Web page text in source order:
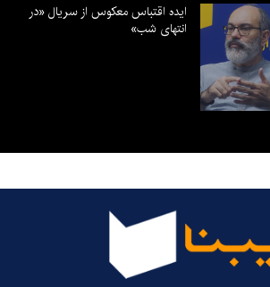
ایده اقتباس معکوس از سریال «در
انتهای شب»